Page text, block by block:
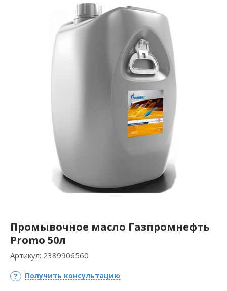
Промывочное масло Газпромнефть
Promo 50л
Артикул: 2389906560
Получить консультацию